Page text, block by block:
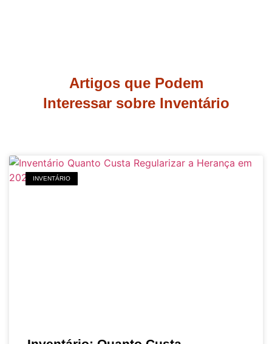
Artigos que Podem
Interessar sobre Inventário
INVENTÁRIO